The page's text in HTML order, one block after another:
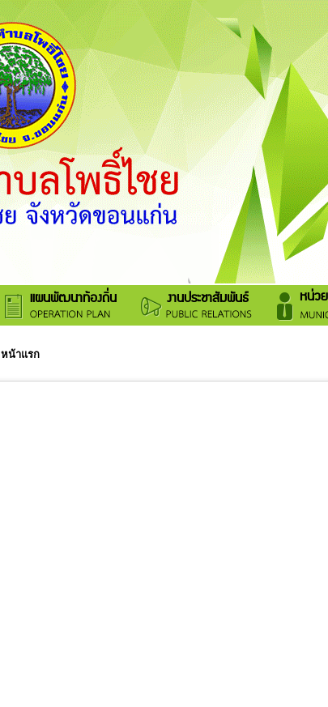
แผนพัฒนาท้องถิ่น งานประชาสัมพันธ์ หน่ว
หน้าแรก